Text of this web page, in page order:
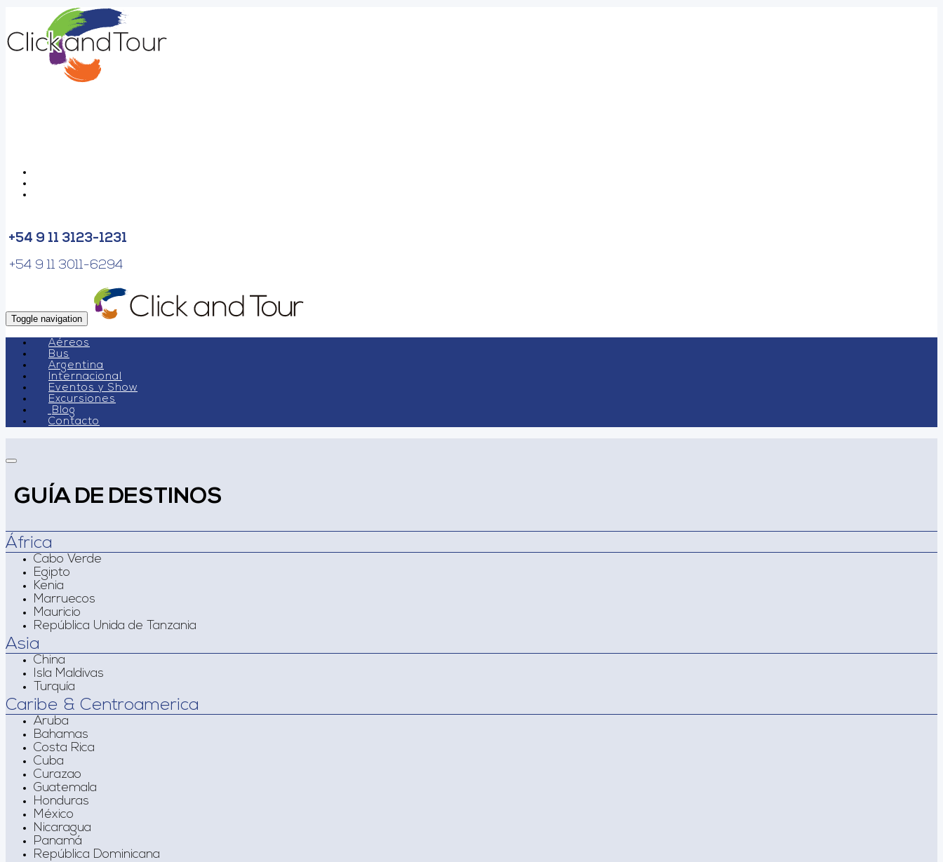
+54 9 11 3123-1231
+54 9 11 3011-6294
Toggle navigation
Aéreos
Bus
Argentina
Internacional
Eventos y Show
Excursiones
Blog
Contacto
GUÍA DE DESTINOS
África
Cabo Verde
Egipto
Kenia
Marruecos
Mauricio
República Unida de Tanzania
Asia
China
Isla Maldivas
Turquía
Caribe & Centroamerica
Aruba
Bahamas
Costa Rica
Cuba
Curazao
Guatemala
Honduras
México
Nicaragua
Panamá
República Dominicana